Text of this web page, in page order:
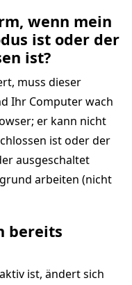
wenn mein
ist oder der
ist?
muss dieser
Ihr Computer wach
er kann nicht
ist oder der
ausgeschaltet
arbeiten (nicht
bereits
ist, ändert sich